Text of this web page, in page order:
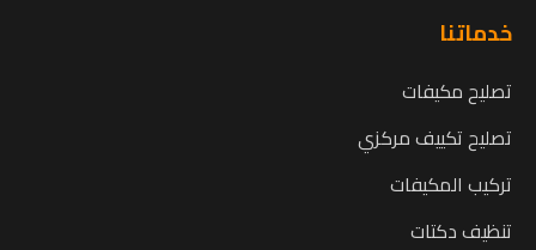
خدماتنا
تصليح مكيفات
تصليح تكييف مركزي
تركيب المكيفات
تنظيف دكتات